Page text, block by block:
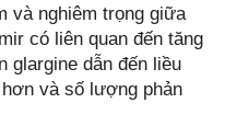
và nghiêm trọng giữa
có liên quan đến tăng
glargine dẫn đến liều
và số lượng phản